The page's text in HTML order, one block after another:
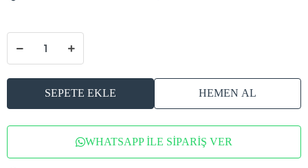
SEPETE EKLE HEMEN AL
WHATSAPP İLE SİPARİŞ VER